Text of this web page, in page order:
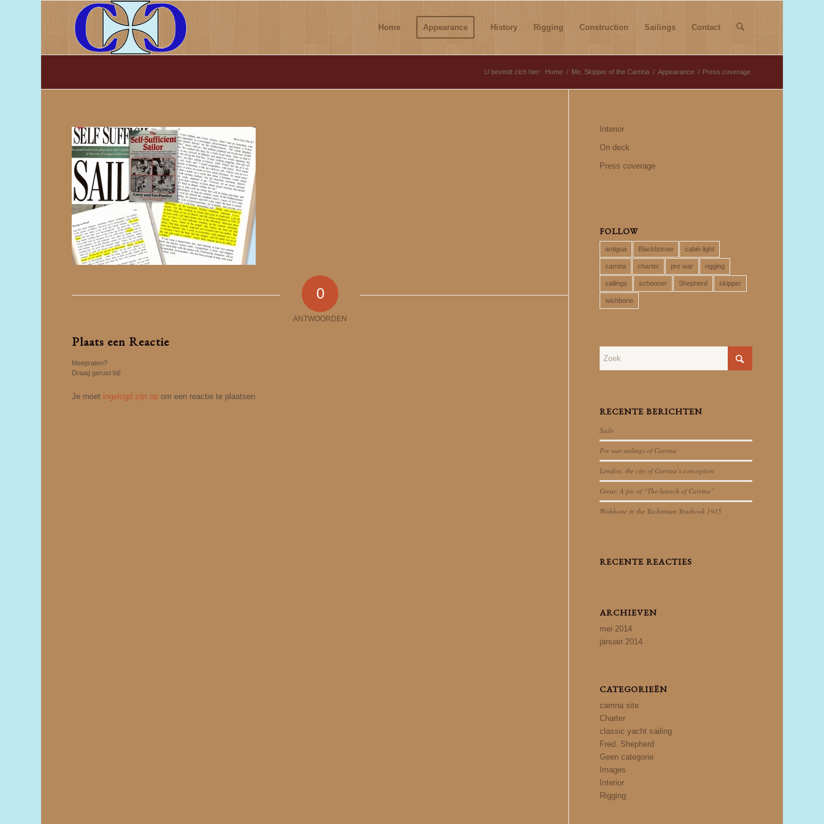
Home Appearance History Rigging Construction Sailings Contact
U bevindt zich hier: Home / Me, Skipper of the Carrina / Appearance / Press coverage
0
ANTWOORDEN
Plaats een Reactie
Meepraten?
Draag gerust bij!
Je moet ingelogd zijn op om een reactie te plaatsen.
Interior
On deck
Press coverage
FOLLOW
antigua Blackborow cabin light
carrina charter pre war rigging
sailings schooner Shepherd skipper
wishbone
RECENTE BERICHTEN
Sails
Pre war sailings of Carrina
London, the city of Carrina’s conception
Great: A pic of “The launch of Carrina”
Wishbone in the Yachtsman Yearbook 1935
RECENTE REACTIES
ARCHIEVEN
mei 2014
januari 2014
CATEGORIEËN
carrina site
Charter
classic yacht sailing
Fred. Shepherd
Geen categorie
Images
Interior
Rigging